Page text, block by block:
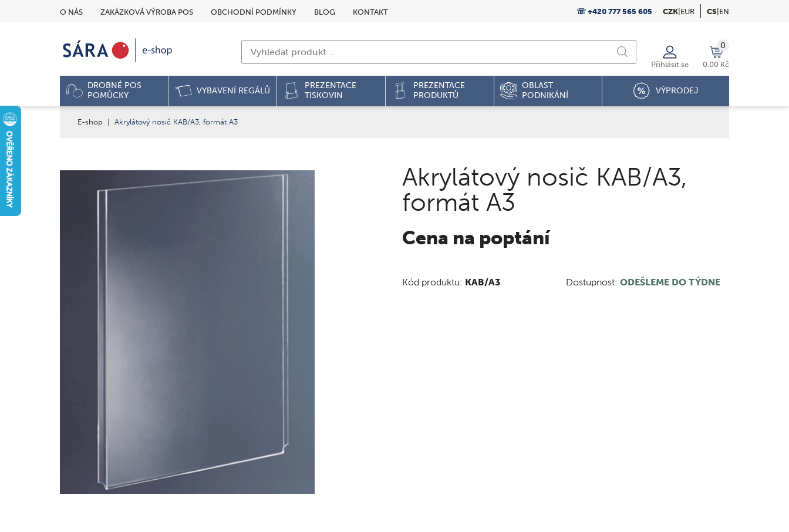
O NÁS ZAKÁZKOVÁ VÝROBA POS OBCHODNÍ PODMÍNKY BLOG KONTAKT ☏ +420 777 565 605 CZK|EUR CS|EN
Přihlásit se
0
0.00 Kč
DROBNÉ POS
POMŮCKY
VYBAVENÍ REGÁLŮ
PREZENTACE
TISKOVIN
PREZENTACE
PRODUKTŮ
OBLAST
PODNIKÁNÍ
VÝPRODEJ
E-shop Akrylátový nosič KAB/A3, formát A3
Akrylátový nosič KAB/A3,
formát A3
Cena na poptání
Kód produktu: KAB/A3 Dostupnost: ODEŠLEME DO TÝDNE